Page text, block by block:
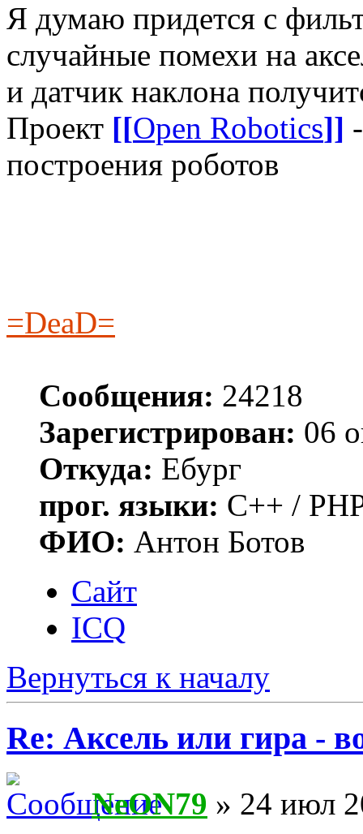
Я думаю придется с
случайные помехи на
и датчик наклона
Проект [[Open Robotics]]
построения роботов
=DeaD=
Сообщения: 24218
Зарегистрирован: 06
Откуда: Ебург
прог. языки: C++ /
ФИО: Антон Ботов
Сайт
ICQ
Вернуться к началу
Re: Аксель или гира -
NeON79 » 24 июл